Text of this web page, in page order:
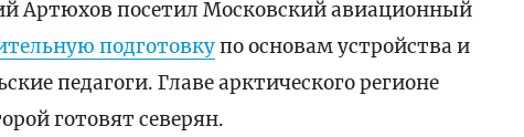
Артюхов посетил Московский авиационный
подготовкупо основам устройства и
педагоги. Главе арктического регионе
готовят северян.